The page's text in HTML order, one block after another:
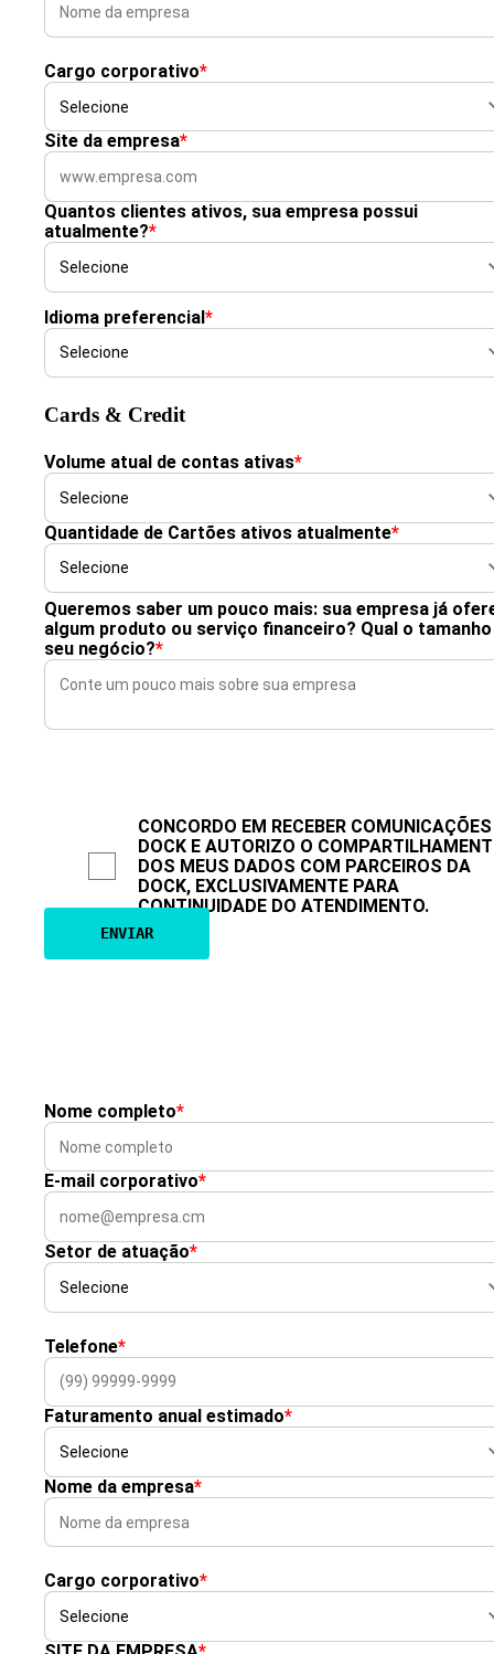
Cargo corporativo*
Site da empresa*
Quantos clientes ativos, sua empresa possui
atualmente?*
Idioma preferencial*
Cards & Credit
Volume atual de contas ativas*
Quantidade de Cartões ativos atualmente*
Queremos saber um pouco mais: sua empresa já
algum produto ou serviço financeiro? Qual o
seu negócio?*
CONCORDO EM RECEBER
DOCK E AUTORIZO O
DOS MEUS DADOS COM PARCEIROS DA
DOCK, EXCLUSIVAMENTE PARA
CONTINUIDADE DO ATENDIMENTO.
Nome completo*
E-mail corporativo*
Setor de atuação*
Telefone*
Faturamento anual estimado*
Nome da empresa*
Cargo corporativo*